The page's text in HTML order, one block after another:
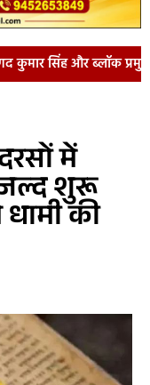
ब्लॉक प्रमुख संजय कुमार
में
शुरू
की